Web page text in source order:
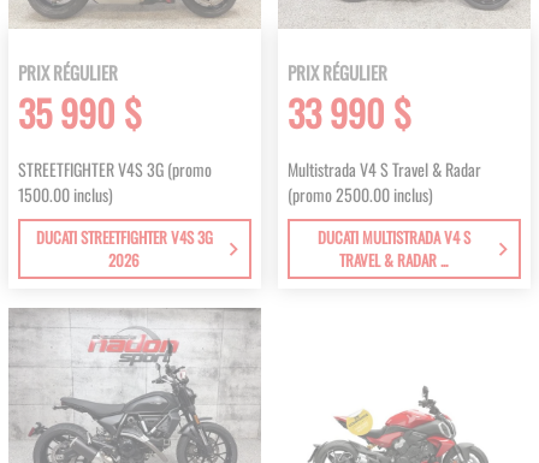
PRIX RÉGULIER
35 990 $
STREETFIGHTER V4S 3G (promo
1500.00 inclus)
DUCATI STREETFIGHTER V4S 3G
2026
PRIX RÉGULIER
33 990 $
Multistrada V4 S Travel & Radar
(promo 2500.00 inclus)
DUCATI MULTISTRADA V4 S
TRAVEL & RADAR ...